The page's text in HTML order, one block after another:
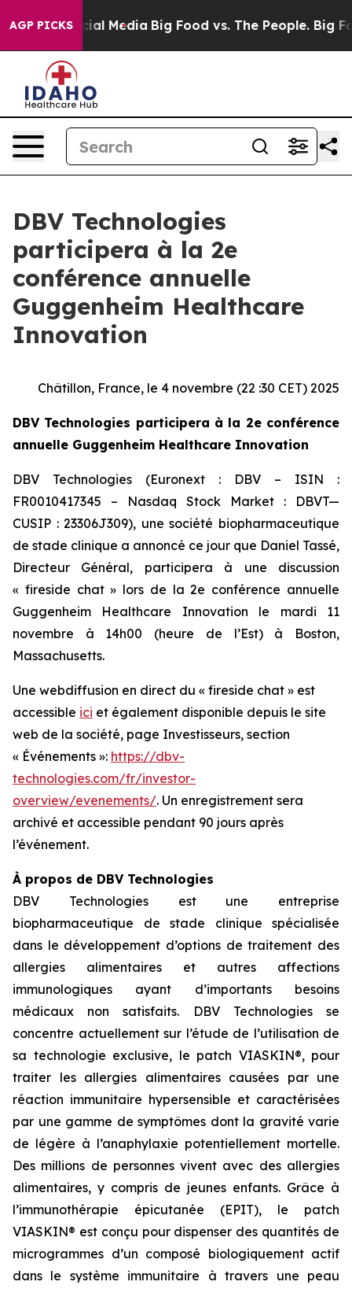
AGP PICKS
on Social Media Big Food vs. The People. Big
DBV Technologies
participera à la 2e
conférence annuelle
Guggenheim Healthcare
Innovation
Châtillon, France, le 4 novembre (22 :30 CET) 2025
DBV Technologies participera à la 2e conférence
annuelle Guggenheim Healthcare Innovation
DBV Technologies (Euronext : DBV – ISIN :
FR0010417345 – Nasdaq Stock Market : DBVT—
CUSIP : 23306J309), une société biopharmaceutique
de stade clinique a annoncé ce jour que Daniel Tassé,
Directeur Général, participera à une discussion
« fireside chat » lors de la 2e conférence annuelle
Guggenheim Healthcare Innovation le mardi 11
novembre à 14h00 (heure de l’Est) à Boston,
Massachusetts.
Une webdiffusion en direct du « fireside chat » est
accessible ici et également disponible depuis le site
web de la société, page Investisseurs, section
« Événements »: https://dbv-
technologies.com/fr/investor-
overview/evenements/. Un enregistrement sera
archivé et accessible pendant 90 jours après
l’événement.
À propos de DBV Technologies
DBV Technologies est une entreprise
biopharmaceutique de stade clinique spécialisée
dans le développement d’options de traitement des
allergies alimentaires et autres affections
immunologiques ayant d’importants besoins
médicaux non satisfaits. DBV Technologies se
concentre actuellement sur l’étude de l’utilisation de
sa technologie exclusive, le patch VIASKIN®, pour
traiter les allergies alimentaires causées par une
réaction immunitaire hypersensible et caractérisées
par une gamme de symptômes dont la gravité varie
de légère à l’anaphylaxie potentiellement mortelle.
Des millions de personnes vivent avec des allergies
alimentaires, y compris de jeunes enfants. Grâce à
l’immunothérapie épicutanée (EPIT), le patch
VIASKIN® est conçu pour dispenser des quantités de
microgrammes d’un composé biologiquement actif
dans le système immunitaire à travers une peau